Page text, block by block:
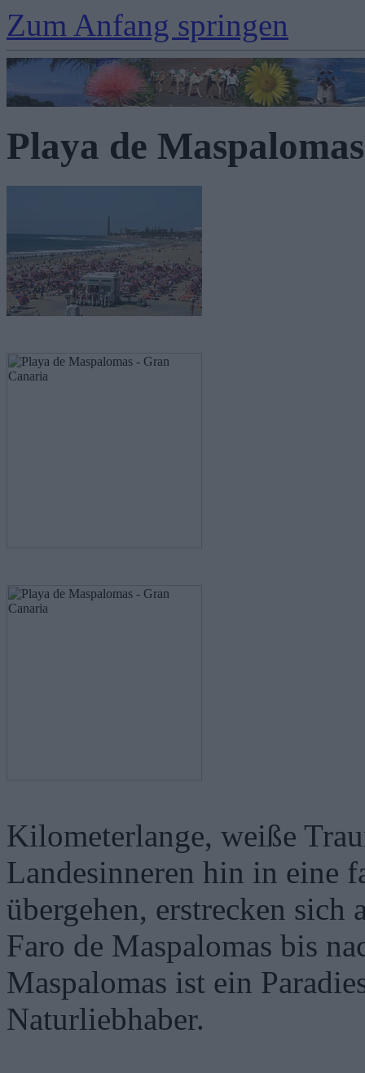
Zum Anfang springen
Playa de Maspalomas
Kilometerlange, weiße
Landesinneren hin in eine
übergehen, erstrecken
Faro de Maspalomas bis
Maspalomas ist ein
Naturliebhaber.